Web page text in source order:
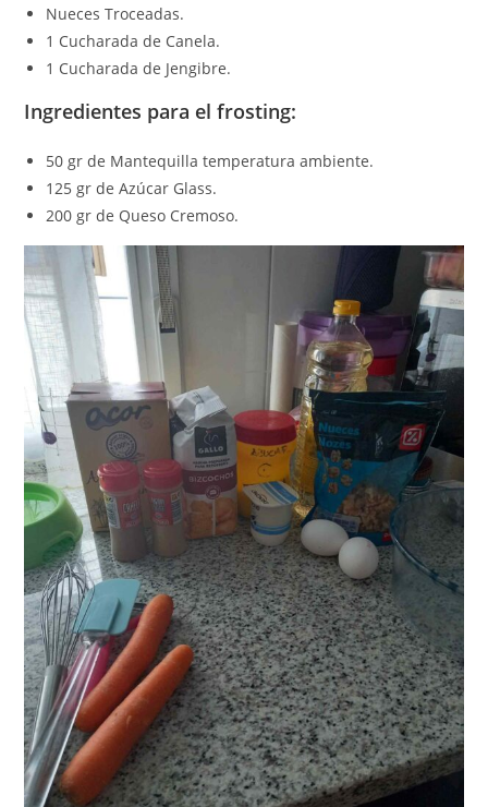
Nueces Troceadas.
1 Cucharada de Canela.
1 Cucharada de Jengibre.
Ingredientes para el frosting:
50 gr de Mantequilla temperatura ambiente.
125 gr de Azúcar Glass.
200 gr de Queso Cremoso.